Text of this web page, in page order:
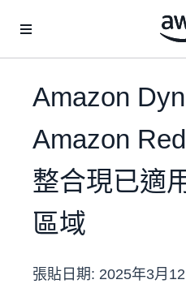
Amazon
Amazon
整合現已適
區域
張貼日期: 2025年3月12